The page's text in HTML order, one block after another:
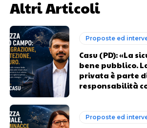
Altri Articoli
Proposte ed
Casu (PD): «La
bene pubblico.
privata è parte
responsabilità
Proposte ed